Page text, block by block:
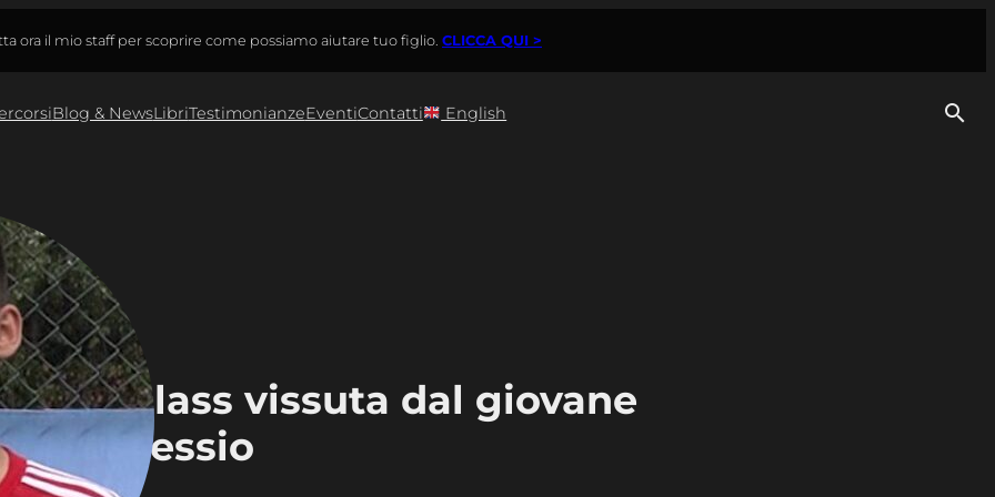
ora il mio staff per scoprire come possiamo aiutare tuo figlio. CLICCA QUI >
Blog & NewsLibriTestimonianzeEventiContatti English
vissuta dal giovane
Alessio